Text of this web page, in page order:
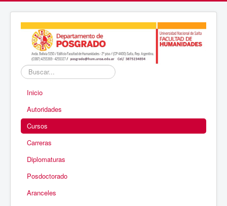
Buscar...
Inicio
Autoridades
Cursos
Carreras
Diplomaturas
Posdoctorado
Aranceles